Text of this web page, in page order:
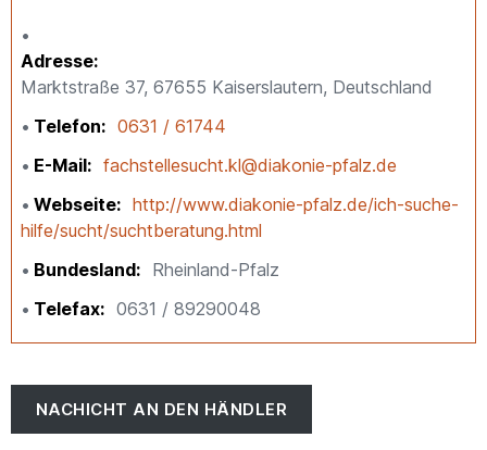
Adresse
Marktstraße 37, 67655 Kaiserslautern, Deutschland
Telefon
0631 / 61744
E-Mail
fachstellesucht.kl@diakonie-pfalz.de
Webseite
http://www.diakonie-pfalz.de/ich-suche-
hilfe/sucht/suchtberatung.html
Bundesland
Rheinland-Pfalz
Telefax
0631 / 89290048
NACHICHT AN DEN HÄNDLER